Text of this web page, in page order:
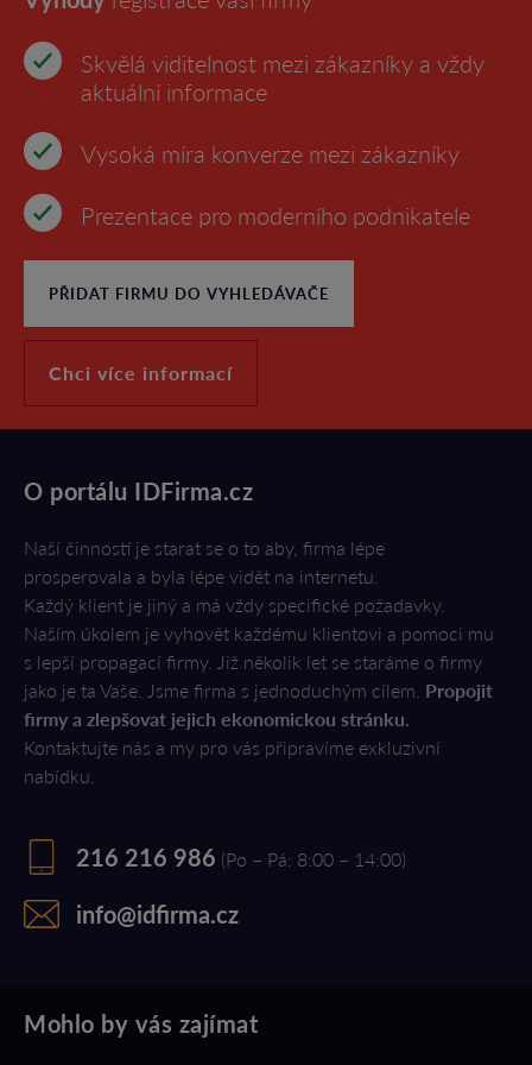
Skvělá viditelnost mezi zákazníky a vždy
aktuální informace
Vysoká míra konverze mezi zákazníky
Prezentace pro moderního podnikatele
PŘIDAT FIRMU DO VYHLEDÁVAČE
Chci více informací
O portálu IDFirma.cz
Naší činností je starat se o to aby, firma lépe
prosperovala a byla lépe vidět na internetu.
Každý klient je jiný a má vždy specifické požadavky.
Naším úkolem je vyhovět každému klientovi a pomoci mu
s lepší propagací firmy. Již několik let se staráme o firmy
jako je ta Vaše. Jsme firma s jednoduchým cílem. Propojit
firmy a zlepšovat jejich ekonomickou stránku.
Kontaktujte nás a my pro vás připravíme exkluzivní
nabídku.
216 216 986 (Po – Pá: 8:00 – 14:00)
info@idfirma.cz
Mohlo by vás zajímat